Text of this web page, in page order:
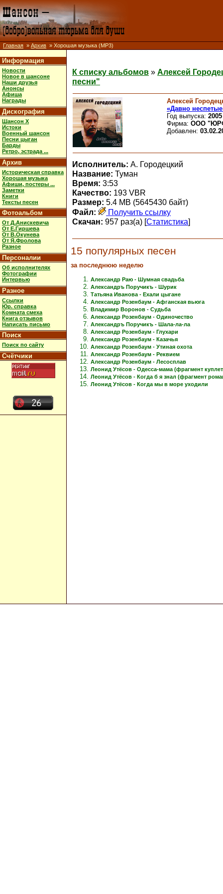
Главная » Архив » Хорошая музыка (MP3)
Информация
Новости
Новое в шансоне
Наши друзья
Анонсы
Афиша
Награды
Дискография
Шансон X
Истоки
Военный шансон
Песни цыган
Барды
Ретро, эстрада ...
Архив
Историческая справка
Хорошая музыка
Афиши, постеры ...
Заметки
Книги
Тексты песен
Фотоальбом
От Д.Анискевича
От Е.Гиршева
От В.Окунева
От Я.Фролова
Разное
Персоналии
Об исполнителях
Фотографии
Интервью
Разное
Ссылки
Юр. справка
Комната смеха
Книга отзывов
Написать письмо
Поиск
Поиск по сайту
Счётчики
К списку альбомов » Алексей
песни"
Алексей
«Давно
Год выпуска: 2005
Фирма: ООО
Добавлен:
Исполнитель: А. Городецкий
Название: Туман
Время: 3:53
Качество: 193 VBR
Размер: 5.4 MB (5645430 байт)
Файл:
Получить ссылку
Скачан: 957 раз(а) [Статистика]
15 популярных песен
за последнюю неделю
Александр Раю - Шумная свадьба
Александръ Поручикъ - Шурик
Татьяна Иванова - Ехали цыгане
Александр Розенбаум - Афганская вьюга
Владимир Воронов - Судьба
Александр Розенбаум - Одиночество
Александръ Поручикъ - Шала-ла-ла
Александр Розенбаум - Глухари
Александр Розенбаум - Казачья
Александр Розенбаум - Утиная охота
Александр Розенбаум - Реквием
Александр Розенбаум - Лесосплав
Леонид Утёсов - Одесса-мама (фрагмент
Леонид Утёсов - Когда б я знал (фрагмент
Леонид Утёсов - Когда мы в море уходили